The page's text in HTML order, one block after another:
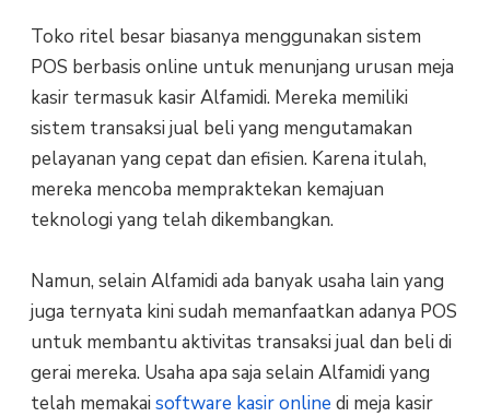
Toko ritel besar biasanya menggunakan sistem
POS berbasis online untuk menunjang urusan meja
kasir termasuk kasir Alfamidi. Mereka memiliki
sistem transaksi jual beli yang mengutamakan
pelayanan yang cepat dan efisien. Karena itulah,
mereka mencoba mempraktekan kemajuan
teknologi yang telah dikembangkan.
Namun, selain Alfamidi ada banyak usaha lain yang
juga ternyata kini sudah memanfaatkan adanya POS
untuk membantu aktivitas transaksi jual dan beli di
gerai mereka. Usaha apa saja selain Alfamidi yang
telah memakai software kasir online di meja kasir